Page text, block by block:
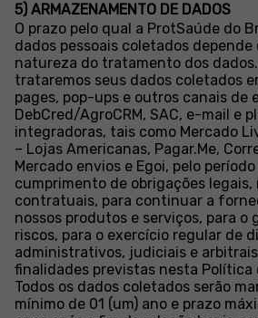
5) ARMAZENAMENTO DE DADOS
O prazo pelo qual a ProtSaúde do
dados pessoais coletados depende
natureza do tratamento dos
trataremos seus dados coletados
pages, pop-ups e outros canais de
DebCred/AgroCRM, SAC, e-mail e
integradoras, tais como Mercado
– Lojas Americanas, Pagar.Me,
Mercado envios e Egoi, pelo
cumprimento de obrigações
contratuais, para continuar a
nossos produtos e serviços, para o
riscos, para o exercício regular de
administrativos, judiciais e
finalidades previstas nesta Política
Todos os dados coletados serão
mínimo de 01 (um) ano e prazo